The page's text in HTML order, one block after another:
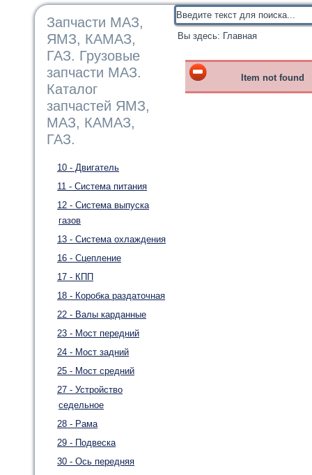
Запчасти МАЗ,
ЯМЗ, КАМАЗ,
ГАЗ. Грузовые
запчасти МАЗ.
Каталог
запчастей ЯМЗ,
МАЗ, КАМАЗ,
ГАЗ.
10 - Двигатель
11 - Система питания
12 - Система выпуска
газов
13 - Система охлаждения
16 - Сцепление
17 - КПП
18 - Коробка раздаточная
22 - Валы карданные
23 - Мост передний
24 - Мост задний
25 - Мост средний
27 - Устройство
седельное
28 - Рама
29 - Подвеска
30 - Ось передняя
Вы здесь: Главная
Item not found